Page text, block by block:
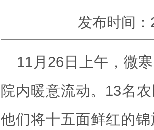
发布时间
11月26日上午，微
院内暖意流动。13名
他们将十五面鲜红的